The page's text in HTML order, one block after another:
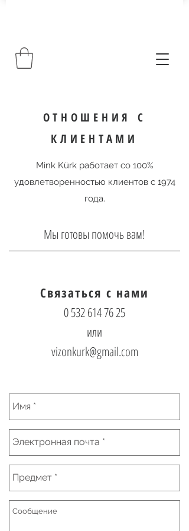
ОТНОШЕНИЯ С
КЛИЕНТАМИ
Mink Kürk работает со 100%
удовлетворенностью клиентов с 1974
года.
Мы готовы помочь вам!
Связаться с нами
0 532 614 76 25
или
vizonkurk@gmail.com